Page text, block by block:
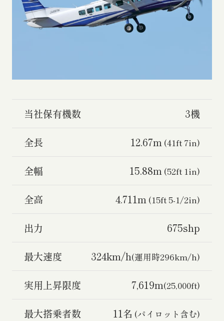
当社保有機数 3機
全長 12.67m (41ft 7in)
全幅 15.88m (52ft 1in)
全高 4.711m (15ft 5-1/2in)
出力 675shp
最大速度 324km/h(運用時296km/h)
実用上昇限度 7,619m(25,000ft)
最大搭乗者数 11名 (パイロット含む)